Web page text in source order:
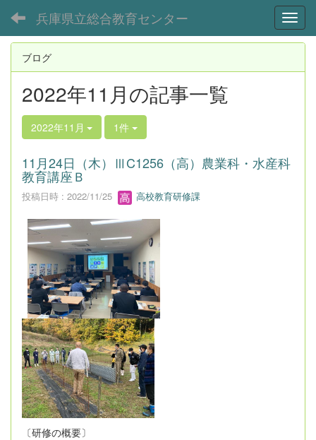
兵庫県立総合教育センター
ブログ
2022年11月の記事一覧
2022年11月 1件
11月24日（木）ⅢC1256（高）農業科・水産科
教育講座Ｂ
投稿日時 : 2022/11/25 高校教育研修課
〔研修の概要〕